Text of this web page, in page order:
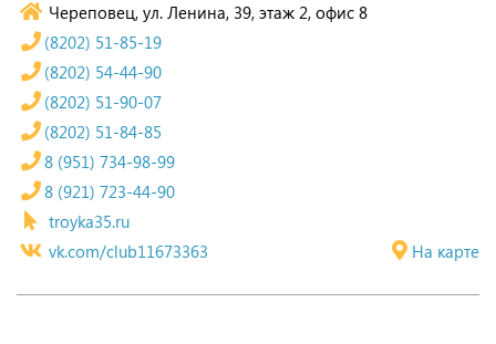
Череповец, ул. Ленина, 39, этаж 2, офис 8
На карте
(8202) 51-85-19
(8202) 54-44-90
(8202) 51-90-07
(8202) 51-84-85
8 (951) 734-98-99
8 (921) 723-44-90
troyka35.ru
vk.com/club11673363